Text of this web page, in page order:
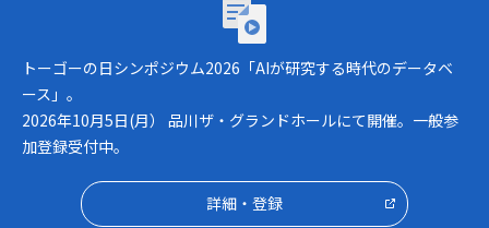
トーゴーの日シンポジウム2026「AIが研究
トーゴーの日シンポジウム2026「AIが研究する時代のデータベ
ース」。
2026年10月5日(月） 品川ザ・グランドホールにて開催。一般参
加登録受付中。
詳細・登録